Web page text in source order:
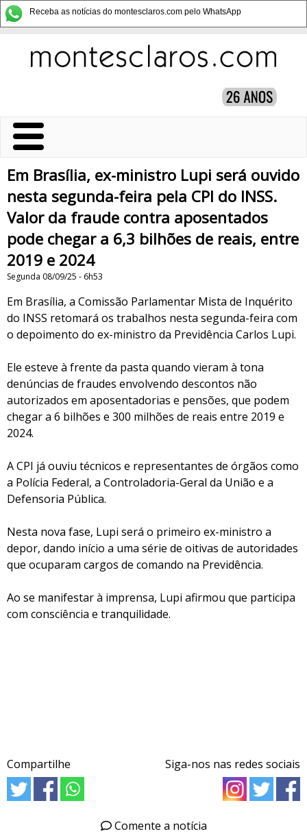
Receba as notícias do montesclaros.com pelo WhatsApp
Em Brasília, ex-ministro Lupi será ouvido
nesta segunda-feira pela CPI do INSS.
Valor da fraude contra aposentados
pode chegar a 6,3 bilhões de reais, entre
2019 e 2024
Segunda 08/09/25 - 6h53
Em Brasília, a Comissão Parlamentar Mista de Inquérito
do INSS retomará os trabalhos nesta segunda-feira com
o depoimento do ex-ministro da Previdência Carlos Lupi.
Ele esteve à frente da pasta quando vieram à tona
denúncias de fraudes envolvendo descontos não
autorizados em aposentadorias e pensões, que podem
chegar a 6 bilhões e 300 milhões de reais entre 2019 e
2024.
A CPI já ouviu técnicos e representantes de órgãos como
a Polícia Federal, a Controladoria-Geral da União e a
Defensoria Pública.
Nesta nova fase, Lupi será o primeiro ex-ministro a
depor, dando início a uma série de oitivas de autoridades
que ocuparam cargos de comando na Previdência.
Ao se manifestar à imprensa, Lupi afirmou que participa
com consciência e tranquilidade.
Compartilhe Siga-nos nas redes sociais
Comente a notícia